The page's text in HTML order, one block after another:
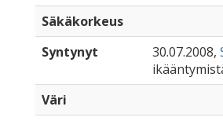
Säkäkorkeus
Syntynyt
30.07.2008,
Väri